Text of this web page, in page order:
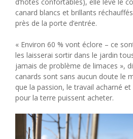
canard blancs et brillants
près de la porte d’entrée.
« Environ 60 % vont éclore – ce
les laisserai sortir dans le jardin
jamais de problème de limaces »,
canards sont sans aucun doute le
que la passion, le travail acharné
pour la terre puissent acheter.